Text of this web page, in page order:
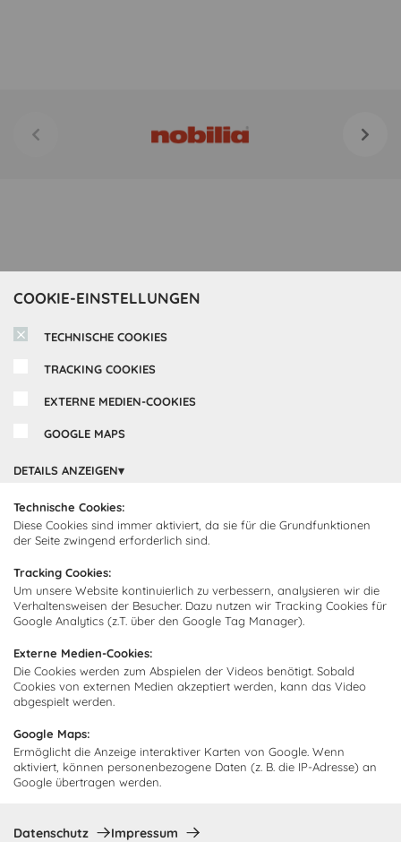
COOKIE-EINSTELLUNGEN
TECHNISCHE COOKIES
TRACKING COOKIES
EXTERNE MEDIEN-COOKIES
GOOGLE MAPS
DETAILS ANZEIGEN
Technische Cookies:
Diese Cookies sind immer aktiviert, da sie für die Grundfunktionen
der Seite zwingend erforderlich sind.
Tracking Cookies:
Um unsere Website kontinuierlich zu verbessern, analysieren wir die
Verhaltensweisen der Besucher. Dazu nutzen wir Tracking Cookies für
Google Analytics (z.T. über den Google Tag Manager).
Externe Medien-Cookies:
Die Cookies werden zum Abspielen der Videos benötigt. Sobald
Cookies von externen Medien akzeptiert werden, kann das Video
abgespielt werden.
Google Maps:
Ermöglicht die Anzeige interaktiver Karten von Google. Wenn
aktiviert, können personenbezogene Daten (z. B. die IP-Adresse) an
Google übertragen werden.
Datenschutz Impressum
Über Cocooning24
Über uns
Impressum
Kontakt
Kundendienst
Montage
Zahlarten
Newsletter abonnieren
Abonnieren Sie unseren
Newsletter und empfangen Sie
Neuigkeiten und Angebote
Ich bin damit einverstanden, dass Cocooning24 mich regelmäßig
per E-Mail-Newsletter über seine Angebote informiert.
Diese Einwilligung kann jederzeit widerrufen werden. Einzelheiten
sind in derDatenschutzrichtlinie